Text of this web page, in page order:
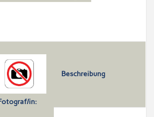
in:
Beschreibung